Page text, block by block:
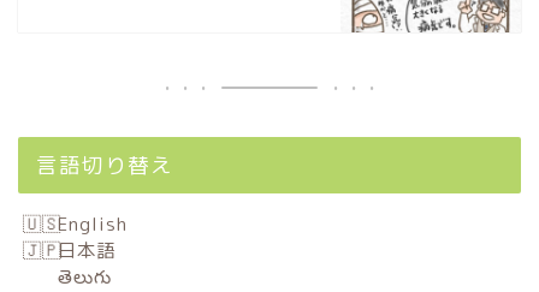
言語切り替え
English
日本語
తెలుగు